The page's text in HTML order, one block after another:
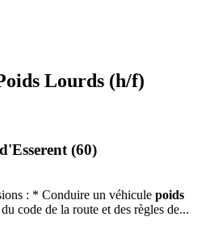
Lourds (h/f)
(60)
: * Conduire un véhicule poids
code de la route et des règles de...